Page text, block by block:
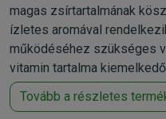
magas zsírtartalmának
ízletes aromával
működéséhez szükséges
vitamin tartalma kiemelkedő.
Tovább a részletes